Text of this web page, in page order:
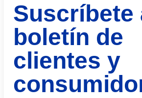
Suscríbete
boletín de
clientes y